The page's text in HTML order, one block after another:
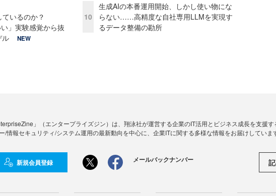
ているのか？
」実験感覚から抜
ル
NEW
10
生成AIの本番運用開始、しかし使い物にな
らない……高精度な自社専用LLMを実現す
るデータ整備の勘所
」（エンタープライズジン）は、翔泳社が運営する企業のIT活用とビジネス成長を支援
/情報セキュリティ/システム運用の最新動向を中心に、企業ITに関する多様な情報をお届けしていま
新規会員登録 メールバックナンバー